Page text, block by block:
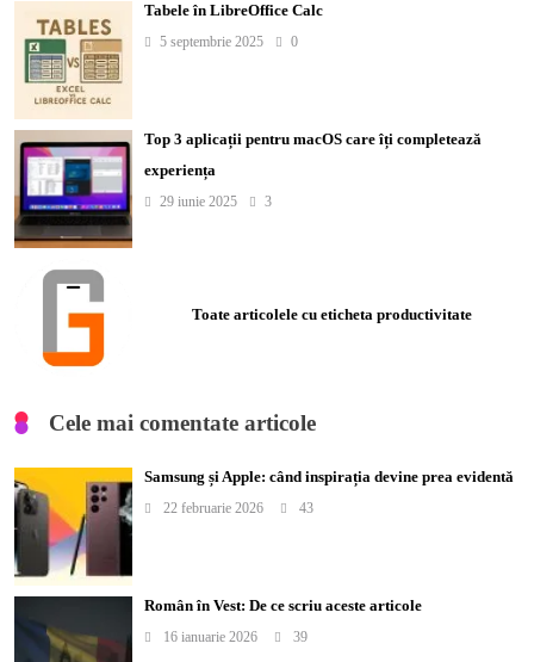
Tabele în LibreOffice Calc
5 septembrie 2025 0
Top 3 aplicații pentru macOS care îți completează
experiența
29 iunie 2025 3
Toate articolele cu eticheta productivitate
Cele mai comentate articole
Samsung și Apple: când inspirația devine prea evidentă
22 februarie 2026 43
Român în Vest: De ce scriu aceste articole
16 ianuarie 2026 39